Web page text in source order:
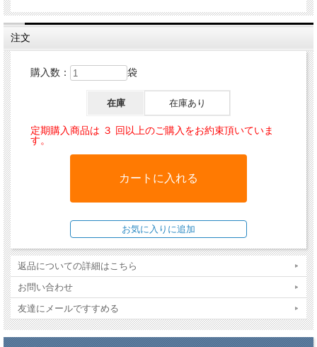
に使用した美味しいレシピで、愛猫の健康に必要な栄養
素をしっかり補給しつつ、肥満気味の愛猫の体重コント
ロールをサポートします。健康な身体作りに欠かせない
しています。ユッカシジゲラを配合し、排泄物の臭い軽
減にも配慮しています。肥満気味の愛猫や太りやすい愛
猫の毎日の食事コントロールにおすすめです。
原材料：ポルトリープロテイン*(26%)、コーン粉、コーン、米粉、グ
リーブス(脱脂ハラミ肉)、サーモンミール(5%)、リグノセルロース、
ライスプロテイン*、ポルトリー脂肪、ヘモグロビン*、ひまわり油
塩化カリウム、アップルポマス*(0.4%)、サッカロマイセスセレビシエ
*、塩化ナトリウム、菜種油(0.3%)、海藻*、亜麻仁(0.16%)、ハーブミ
ックス(ミルクシスル、アーティチョーク、タンポポ、ショウガ、カン
バ葉、ネトル、カモミール、コリアンダー、ローズマリー、セージ、
リコリス根、タイム 計0.16%)、チコリパウダー(0.15%)、ユッカシジ
ゲラ*(0.1%)、緑イ貝*(0.05%)、イースト抽出物*(0.02%)、ビタミン類
(ビタミンA、ビタミンD3、ビタミンE、ビタミンB1、ビタミンB2、ビ
タミンB6、ビオチン、Dパントテン酸カルシウム、ナイアシン、ビタ
注文
購入数： 袋
在庫 在庫あり
定期購入商品は ３ 回以上のご購入をお約束頂いていま
す。
返品についての詳細はこちら
お問い合わせ
友達にメールですすめる